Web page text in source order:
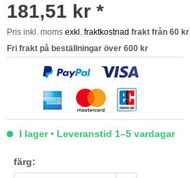
181,51 kr *
Pris inkl. moms exkl. fraktkostnad frakt från 60 kr
Fri frakt på beställningar över 600 kr
I lager • Leveranstid 1–5 vardagar
färg: